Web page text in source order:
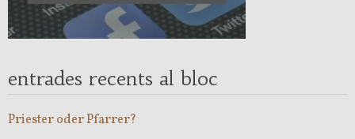
entrades recents al bloc
Priester oder Pfarrer?